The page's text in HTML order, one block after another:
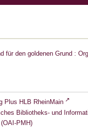
für den goldenen Grund :
Plus HLB RheinMain
Bibliotheks- und
PMH)